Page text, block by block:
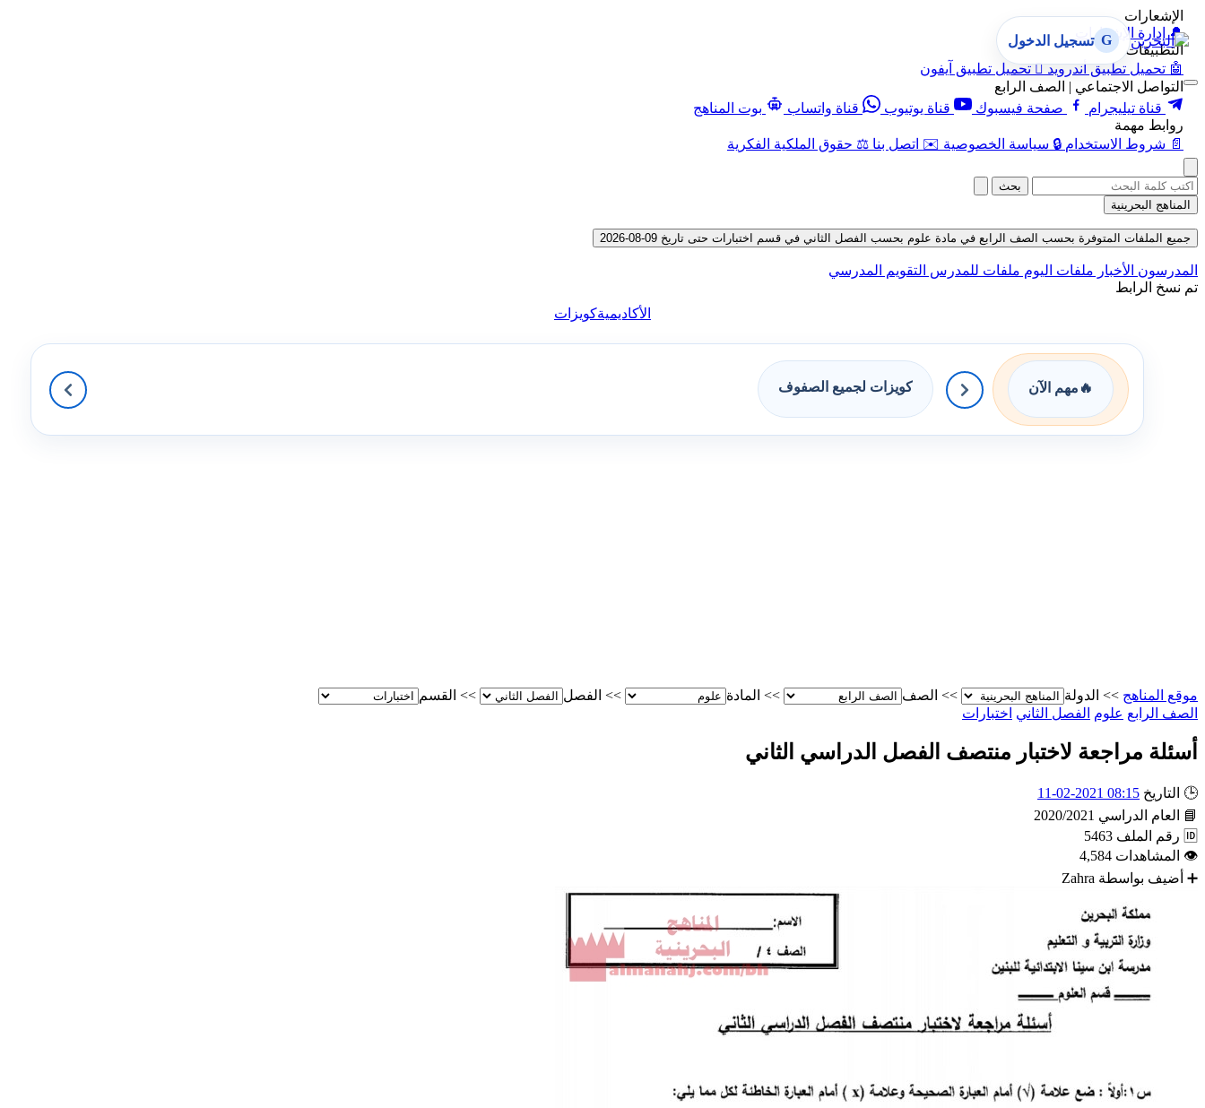
الإشعارات
🔔 إدارة الإشعارات
التطبيقات
🤖 تحميل تطبيق أندرويد  تحميل تطبيق آيفون
التواصل الاجتماعي | الصف الرابع
قناة تيليجرام
صفحة فيسبوك قناة يوتيوب قناة واتساب
بوت المناهج
روابط مهمة
📄 شروط الاستخدام 🔒 سياسة الخصوصية ✉️ اتصل بنا ⚖️ حقوق الملكية الفكرية
G تسجيل الدخول
بحث
المناهج البحرينية
جميع الملفات المتوفرة بحسب الصف الرابع في مادة علوم بحسب الفصل الثاني في قسم اختبارات حتى تاريخ 09-08-2026
المدرسون الأخبار ملفات اليوم ملفات للمدرس التقويم المدرسي
تم نسخ الرابط
الأكاديميةكويزات
🔥 مهم الآن كويزات لجميع الصفوف
موقع المناهج >> الدولة >> الصف >> المادة >> الفصل >> القسم
الصف الرابع علوم الفصل الثاني اختبارات
أسئلة مراجعة لاختبار منتصف الفصل الدراسي الثاني
🕒 التاريخ 08:15 2021-02-11
📘
العام الدراسي 2020/2021
🆔 رقم الملف 5463
👁 المشاهدات 4,584
➕ أضيف بواسطة Zahra